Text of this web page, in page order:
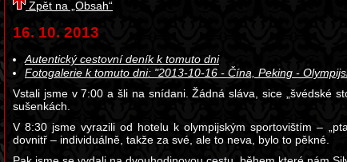
Zpět na „Obsah“
16. 10. 2013
Autentický cestovní deník k tomuto dni
Fotogalerie k tomuto dni: "2013-10-16 - Čína, Peking -
Vstali jsme v 7:00 a šli na snídani. Žádná sláva, sice „švédské
sušenkách.
V 8:30 jsme vyrazili od hotelu k olympijským sportovištím –
dovnitř – individuálně, takže za své, ale to neva, bylo to pěkné.